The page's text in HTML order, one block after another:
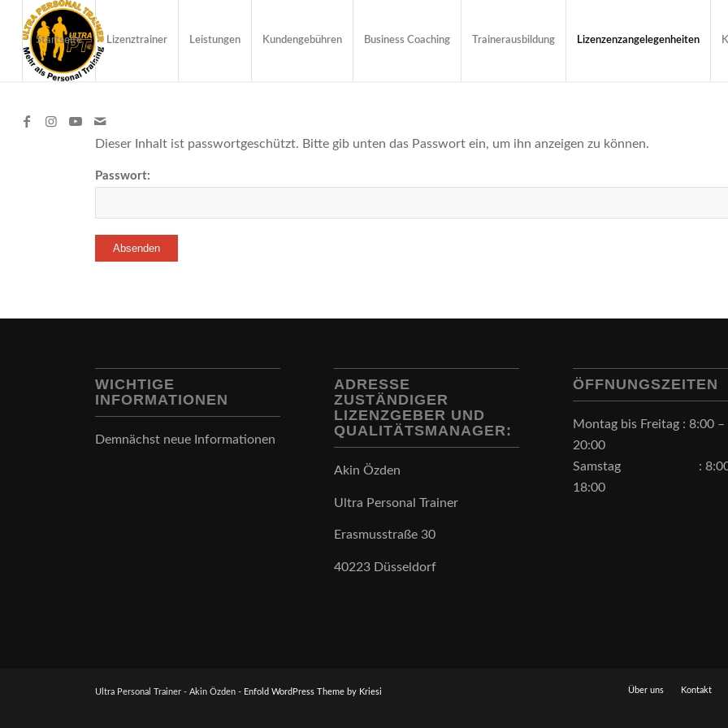
Startseite Lizenztrainer Leistungen Kundengebühren Business Coaching Trainerausbildung Lizenzenzangelegenheiten
Dieser Inhalt ist passwortgeschützt. Bitte gib unten das Passwort ein, um ihn anzeigen zu können.
Passwort:
WICHTIGE
INFORMATIONEN
Demnächst neue Informationen
ADRESSE
ZUSTÄNDIGER
LIZENZGEBER UND
QUALITÄTSMANAGER:
Akin Özden
Ultra Personal Trainer
Erasmusstraße 30
40223 Düsseldorf
ÖFFNUNGSZEITEN
Montag bis Freitag : 8:00 –
20:00
Samstag : 8:00
18:00
Ultra Personal Trainer - Akin Özden - Enfold WordPress Theme by Kriesi Über uns Kontakt